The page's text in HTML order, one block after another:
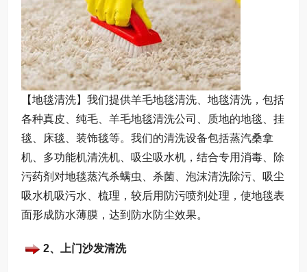
【地毯清洗】我们提供羊毛地毯清洗、地毯清洗，包括
各种真皮、纯毛、羊毛地毯清洗公司、质地的地毯、挂
毯、床毯、装饰毯等。我们的清洗设备包括蒸汽桑拿
机、多功能机清洗机、吸尘吸水机，结合专用消毒、除
污药剂对地毯蒸汽杀螨虫、杀菌、泡沫清洗除污、吸尘
吸水机吸污水、梳理，较后用防污喷剂处理，使地毯表
面形成防水薄膜，达到防水防尘效果。
2、上门沙发清洗